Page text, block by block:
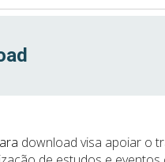
download visa apoiar o